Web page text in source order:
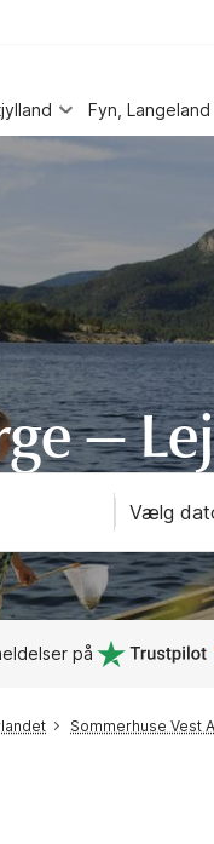
Fyn,
—
Vælg
på
Sommerhuse Vest